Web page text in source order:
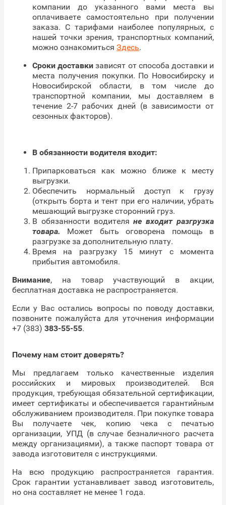
компании до указанного вами места вы
оплачиваете самостоятельно при получении
заказа. С тарифами наиболее популярных, с
нашей точки зрения, транспортных компаний,
можно ознакомиться Здесь.
Сроки доставки зависят от способа доставки и
места получения покупки. По Новосибирску и
Новосибирской области, в том числе до
транспортной компании, мы доставляем в
течение 2-7 рабочих дней (в зависимости от
сезонных факторов).
В обязанности водителя входит:
Припарковаться как можно ближе к месту
выгрузки.
Обеспечить нормальный доступ к грузу
(открыть борта и тент при его наличии, убрать
мешающий выгрузке сторонний груз.
В обязанности водителяне входит разгрузка
товара.
Может быть оговорена помощь в
разгрузке за дополнительную плату.
Время на разгрузку 15 минут с момента
прибытия автомобиля.
Внимание, на товар участвующий в акции,
бесплатная доставка не распространяется.
Если у Вас остались вопросы по поводу доставки,
позвоните пожалуйста для уточнения информации
+7 (383) 383-55-55.
Почему нам стоит доверять?
Мы предлагаем только качественные изделия
российских и мировых производителей. Вся
продукция, требующая обязательной сертификации,
имеет сертификаты и обеспечивается гарантийным
обслуживанием производителя. При покупке товара
Вы получаете чек, копию чека с печатью
организации, УПД (в случае безналичного расчета
между организациями), а также паспорт товара от
завода изготовителя с инструкциями.
На всю продукцию распространяется гарантия.
Срок гарантии устанавливает завод изготовитель,
но она составляет не менее 1 года.